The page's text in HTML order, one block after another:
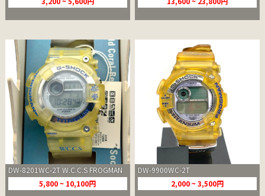
DW-8201WC-2T W.C.C.S FROGMAN
5,800 ~ 10,100円
DW-9900WC-2T
2,000 ~ 3,500円